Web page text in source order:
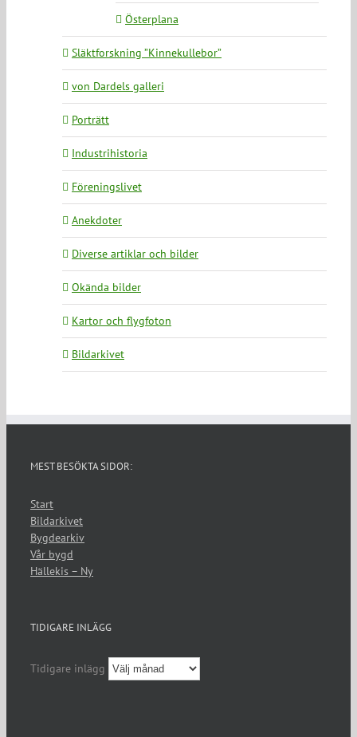
Österplana
Släktforskning ”Kinnekullebor”
von Dardels galleri
Porträtt
Industrihistoria
Föreningslivet
Anekdoter
Diverse artiklar och bilder
Okända bilder
Kartor och flygfoton
Bildarkivet
MEST BESÖKTA SIDOR:
Start
Bildarkivet
Bygdearkiv
Vår bygd
Hällekis – Ny
TIDIGARE INLÄGG
Tidigare inlägg